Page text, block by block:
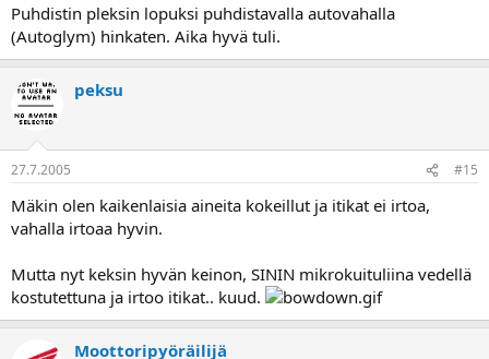
Puhdistin pleksin lopuksi puhdistavalla autovahalla
(Autoglym) hinkaten. Aika hyvä tuli.
peksu
27.7.2005 #15
Mäkin olen kaikenlaisia aineita kokeillut ja itikat ei irtoa,
vahalla irtoaa hyvin.
Mutta nyt keksin hyvän keinon, SININ mikrokuituliina vedellä
kostutettuna ja irtoo itikat.. kuud.
Moottoripyöräilijä